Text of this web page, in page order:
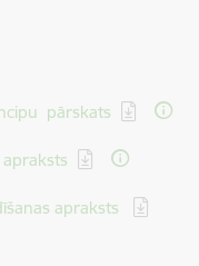
pārskats
apraksts